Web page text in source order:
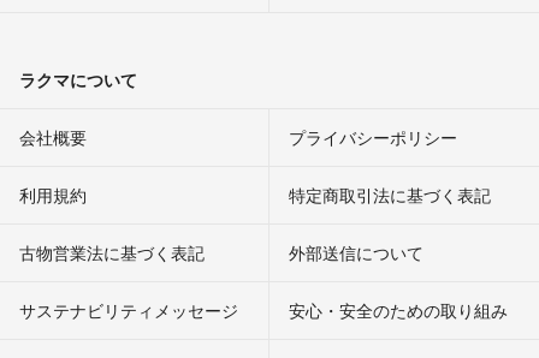
ラクマについて
会社概要 プライバシーポリシー
利用規約 特定商取引法に基づく表記
古物営業法に基づく表記 外部送信について
サステナビリティメッセージ 安心・安全のための取り組み